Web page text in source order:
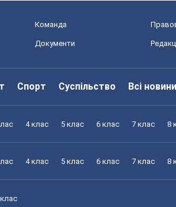
Команда
Документи
Спорт Суспільство Всі новини
4 клас 5 клас 6 клас 7 клас 8
4 клас 5 клас 6 клас 7 клас 8